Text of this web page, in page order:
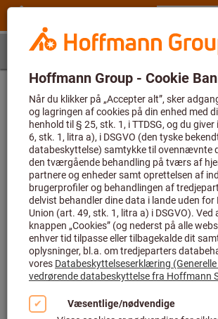
Trin 1 Proces
Valg af proces
Boring
Gevindskæring
Fræsning
Drejning